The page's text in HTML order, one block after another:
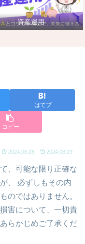
資産運用
はてブ
コピー
2024.08.28 2024.08.29
、可能な限り正確な
、 必ずしもその内
のではありません。
害について、一切責
らかじめご了承くだ